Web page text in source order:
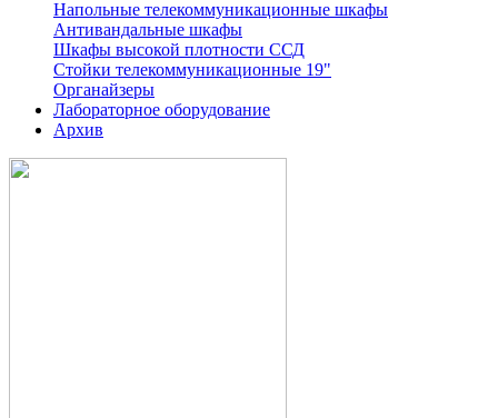
Напольные телекоммуникационные шкафы
Антивандальные шкафы
Шкафы высокой плотности ССД
Стойки телекоммуникационные 19"
Органайзеры
Лабораторное оборудование
Архив